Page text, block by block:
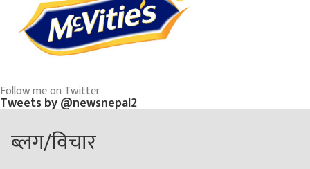
Follow me on Twitter
Tweets by @newsnepal2
ब्लग/विचार